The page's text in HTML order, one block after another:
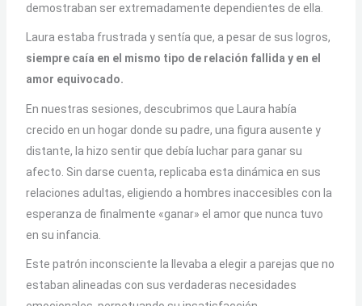
demostraban ser extremadamente dependientes de ella.
Laura estaba frustrada y sentía que, a pesar de sus logros,
siempre caía en el mismo tipo de relación fallida y en el
amor equivocado.
En nuestras sesiones, descubrimos que Laura había
crecido en un hogar donde su padre, una figura ausente y
distante, la hizo sentir que debía luchar para ganar su
afecto. Sin darse cuenta, replicaba esta dinámica en sus
relaciones adultas, eligiendo a hombres inaccesibles con la
esperanza de finalmente «ganar» el amor que nunca tuvo
en su infancia.
Este patrón inconsciente la llevaba a elegir a parejas que no
estaban alineadas con sus verdaderas necesidades